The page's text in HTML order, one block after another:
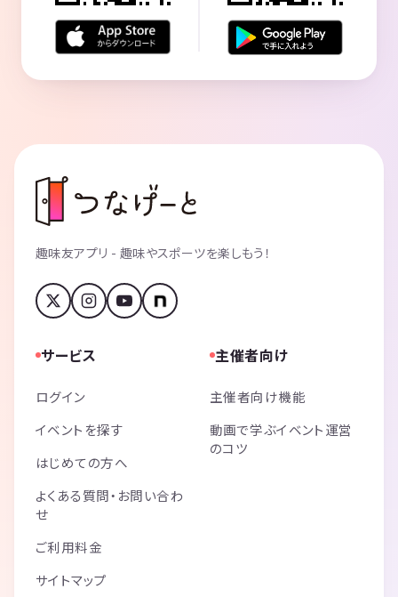
趣味友アプリ - 趣味やスポーツを楽しもう！
サービス
ログイン
イベントを探す
はじめての方へ
よくある質問・お問い合わ
せ
ご利用料金
サイトマップ
主催者向け
主催者向け機能
動画で学ぶイベント運営
のコツ